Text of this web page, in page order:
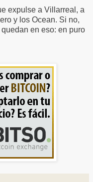
expulse a Villarreal, a
y los Ocean. Si no,
en eso: en puro